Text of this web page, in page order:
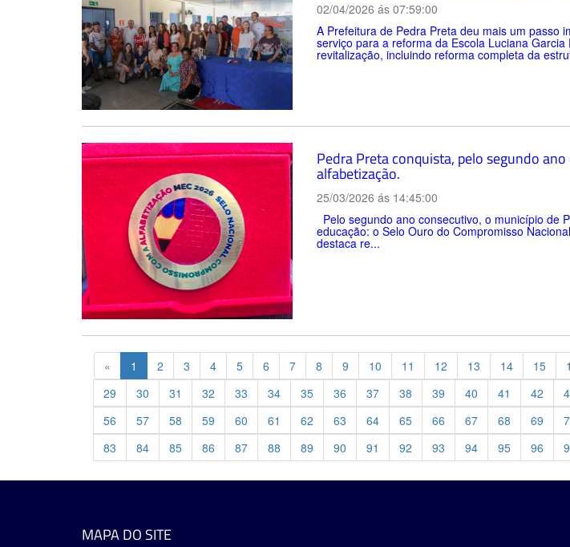
02/04/2026 ás 07:59:00
A Prefeitura de Pedra Preta deu mais um passo
serviço para a reforma da Escola Luciana
revitalização, incluindo reforma completa da
Pedra Preta conquista, pelo segundo
alfabetização.
25/03/2026 ás 14:45:00
Pelo segundo ano consecutivo, o município de
educação: o Selo Ouro do Compromisso
destaca re...
« Previous
1 2 3 4 5 6 7 8 9 10 11 12 13 14 15
29
30 31 32 33 34 35 36 37 38 39 40 41 42
56
57 58 59 60 61 62 63 64 65 66 67 68 69
83
84 85 86 87 88 89 90 91 92 93 94 95 96
MAPA DO SITE